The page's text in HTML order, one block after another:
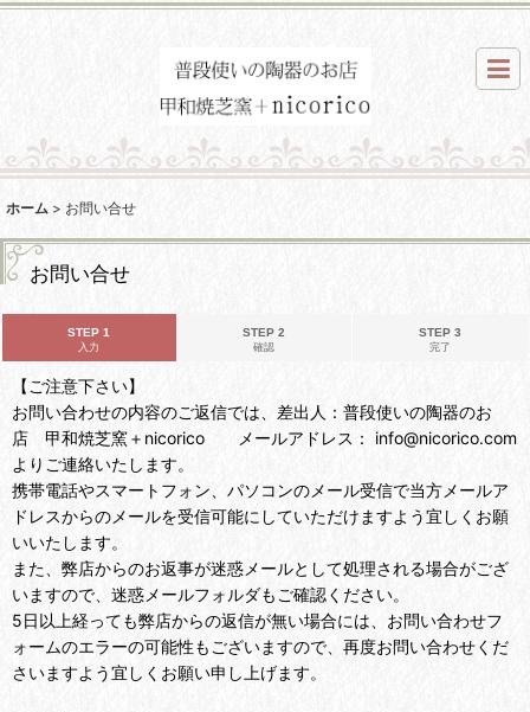
ホーム > お問い合せ
お問い合せ
STEP 1
入力
STEP 2
確認
STEP 3
完了
【ご注意下さい】
お問い合わせの内容のご返信では、差出人：普段使いの陶器のお
店 甲和焼芝窯＋nicorico メールアドレス： info@nicorico.com
よりご連絡いたします。
携帯電話やスマートフォン、パソコンのメール受信で当方メールア
ドレスからのメールを受信可能にしていただけますよう宜しくお願
いいたします。
また、弊店からのお返事が迷惑メールとして処理される場合がござ
いますので、迷惑メールフォルダもご確認ください。
5日以上経っても弊店からの返信が無い場合には、お問い合わせフ
ォームのエラーの可能性もございますので、再度お問い合わせくだ
さいますよう宜しくお願い申し上げます。